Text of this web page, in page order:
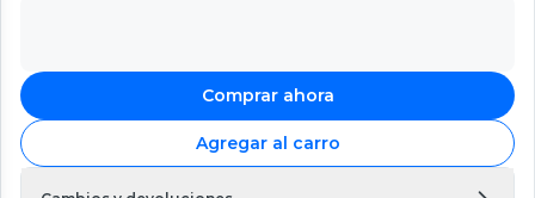
Comprar ahora
Agregar al carro